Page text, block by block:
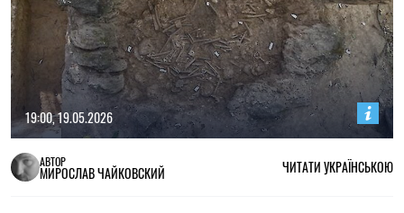
19:00, 19.05.2026
АВТОР
МИРОСЛАВ ЧАЙКОВСКИЙ ЧИТАТИ УКРАЇНСЬКОЮ